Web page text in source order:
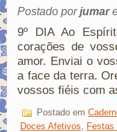
Postado porjumar
9º DIA Ao
corações de
amor. Enviai o
a face da terra.
vossos fiéis com
Postado em
Doces Afetivos,